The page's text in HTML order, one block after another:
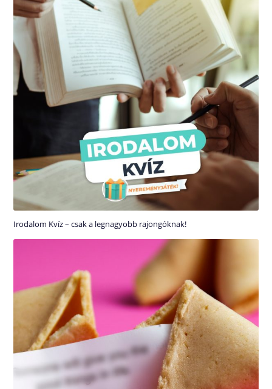
Irodalom Kvíz – csak a legnagyobb rajongóknak!